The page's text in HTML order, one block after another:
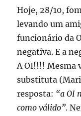
Hoje, 28/10,
levando um
funcionário da
negativa. E a
A OI!!!! Mesma
substituta
resposta: “a OI
como válido”.